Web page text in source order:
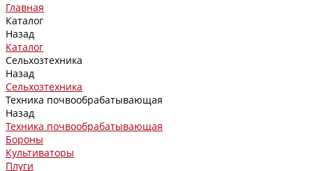
Главная
Каталог
Назад
Каталог
Сельхозтехника
Назад
Сельхозтехника
Техника почвообрабатывающая
Назад
Техника почвообрабатывающая
Бороны
Культиваторы
Плуги